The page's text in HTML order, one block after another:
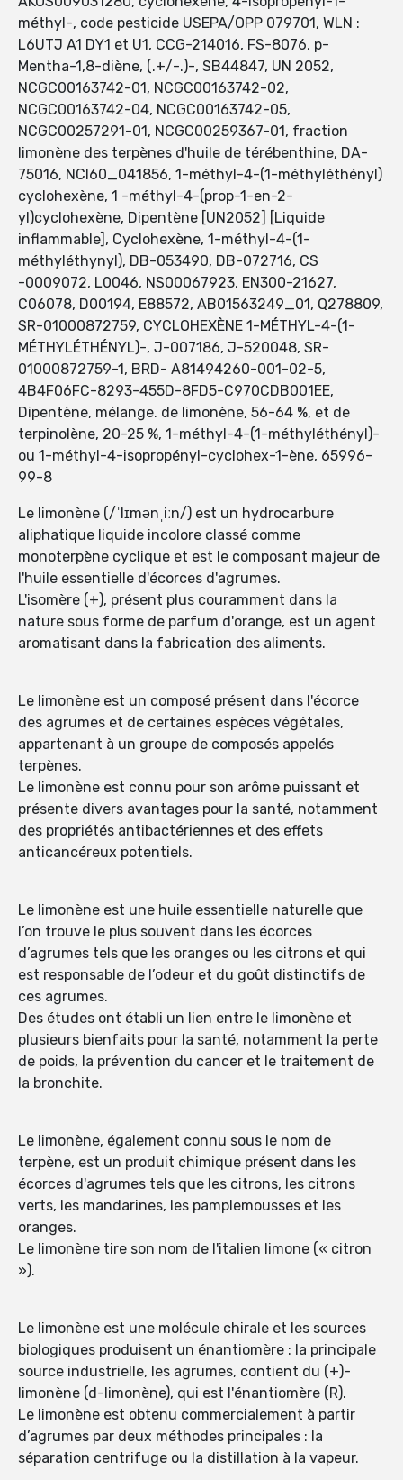
méthyl-, code pesticide USEPA/OPP 079701, WLN :
L6UTJ A1 DY1 et U1, CCG-214016, FS-8076, p-
Mentha-1,8-diène, (.+/-.)-, SB44847, UN 2052,
NCGC00163742-01, NCGC00163742-02,
NCGC00163742-04, NCGC00163742-05,
NCGC00257291-01, NCGC00259367-01, fraction
limonène des terpènes d'huile de térébenthine, DA-
75016, NCI60_041856, 1-méthyl-4-(1-méthyléthényl)
cyclohexène, 1 -méthyl-4-(prop-1-en-2-
yl)cyclohexène, Dipentène [UN2052] [Liquide
inflammable], Cyclohexène, 1-méthyl-4-(1-
méthyléthynyl), DB-053490, DB-072716, CS
-0009072, L0046, NS00067923, EN300-21627,
C06078, D00194, E88572, AB01563249_01, Q278809,
SR-01000872759, CYCLOHEXÈNE 1-MÉTHYL-4-(1-
MÉTHYLÉTHÉNYL)-, J-007186, J-520048, SR-
01000872759-1, BRD- A81494260-001-02-5,
4B4F06FC-8293-455D-8FD5-C970CDB001EE,
Dipentène, mélange. de limonène, 56-64 %, et de
terpinolène, 20-25 %, 1-méthyl-4-(1-méthyléthényl)-
ou 1-méthyl-4-isopropényl-cyclohex-1-ène, 65996-
99-8
Le limonène (/ˈlɪmənˌiːn/) est un hydrocarbure
aliphatique liquide incolore classé comme
monoterpène cyclique et est le composant majeur de
l'huile essentielle d'écorces d'agrumes.
L'isomère (+), présent plus couramment dans la
nature sous forme de parfum d'orange, est un agent
aromatisant dans la fabrication des aliments.
Le limonène est un composé présent dans l'écorce
des agrumes et de certaines espèces végétales,
appartenant à un groupe de composés appelés
terpènes.
Le limonène est connu pour son arôme puissant et
présente divers avantages pour la santé, notamment
des propriétés antibactériennes et des effets
anticancéreux potentiels.
Le limonène est une huile essentielle naturelle que
l’on trouve le plus souvent dans les écorces
d’agrumes tels que les oranges ou les citrons et qui
est responsable de l’odeur et du goût distinctifs de
ces agrumes.
Des études ont établi un lien entre le limonène et
plusieurs bienfaits pour la santé, notamment la perte
de poids, la prévention du cancer et le traitement de
la bronchite.
Le limonène, également connu sous le nom de
terpène, est un produit chimique présent dans les
écorces d'agrumes tels que les citrons, les citrons
verts, les mandarines, les pamplemousses et les
oranges.
Le limonène tire son nom de l'italien limone (« citron
»).
Le limonène est une molécule chirale et les sources
biologiques produisent un énantiomère : la principale
source industrielle, les agrumes, contient du (+)-
limonène (d-limonène), qui est l'énantiomère (R).
Le limonène est obtenu commercialement à partir
d’agrumes par deux méthodes principales : la
séparation centrifuge ou la distillation à la vapeur.